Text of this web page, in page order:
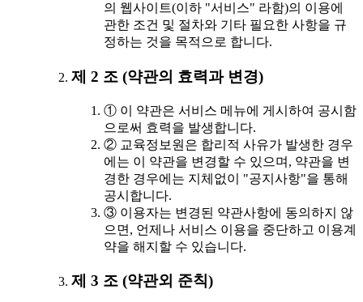
의 웹사이트(이하 "서비스" 라함)의 이용에
관한 조건 및 절차와 기타 필요한 사항을 규
정하는 것을 목적으로 합니다.
제 2 조 (약관의 효력과 변경)
① 이 약관은 서비스 메뉴에 게시하여 공시함
으로써 효력을 발생합니다.
② 교육정보원은 합리적 사유가 발생한 경우
에는 이 약관을 변경할 수 있으며, 약관을 변
경한 경우에는 지체없이 "공지사항"을 통해
공시합니다.
③ 이용자는 변경된 약관사항에 동의하지 않
으면, 언제나 서비스 이용을 중단하고 이용계
약을 해지할 수 있습니다.
제 3 조 (약관외 준칙)